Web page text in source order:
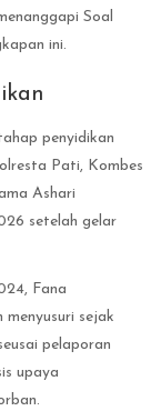
Soal
ini.
penyidikan
Pati, Kombes
Ashari
setelah gelar
Fana
sejak
pelaporan
upaya